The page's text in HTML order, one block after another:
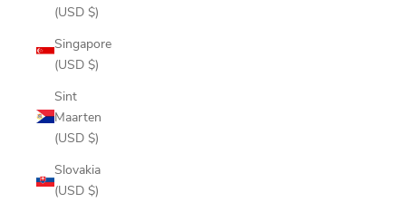
(USD $)
Singapore
(USD $)
Sint
Maarten
(USD $)
Slovakia
(USD $)